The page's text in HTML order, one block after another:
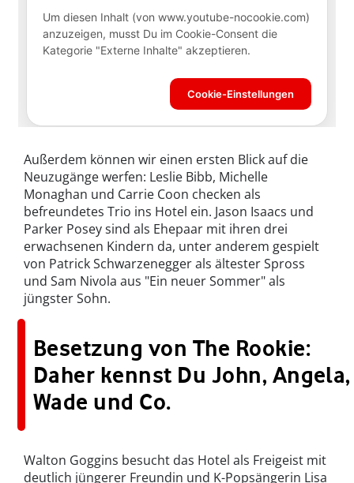
Außerdem können wir einen ersten Blick auf die
Neuzugänge werfen: Leslie Bibb, Michelle
Monaghan und Carrie Coon checken als
befreundetes Trio ins Hotel ein. Jason Isaacs und
Parker Posey sind als Ehepaar mit ihren drei
erwachsenen Kindern da, unter anderem gespielt
von Patrick Schwarzenegger als ältester Spross
und Sam Nivola aus "Ein neuer Sommer" als
jüngster Sohn.
Besetzung von The Rookie:
Daher kennst Du John, Angela,
Wade und Co.
Walton Goggins besucht das Hotel als Freigeist mit
deutlich jüngerer Freundin und K-Popsängerin Lisa